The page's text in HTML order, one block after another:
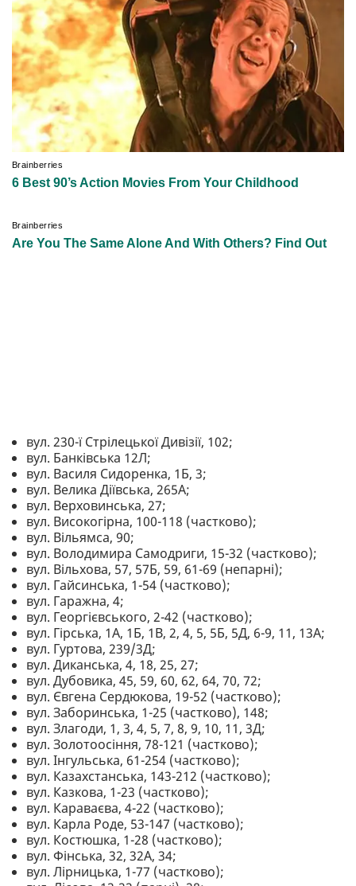
вул. 230-ї Стрілецької Дивізії, 102;
вул. Банківська 12Л;
вул. Василя Сидоренка, 1Б, 3;
вул. Велика Діївська, 265А;
вул. Верховинська, 27;
вул. Високогірна, 100-118 (частково);
вул. Вільямса, 90;
вул. Володимира Самодриги, 15-32 (частково);
вул. Вільхова, 57, 57Б, 59, 61-69 (непарні);
вул. Гайсинська, 1-54 (частково);
вул. Гаражна, 4;
вул. Георгієвського, 2-42 (частково);
вул. Гірська, 1А, 1Б, 1В, 2, 4, 5, 5Б, 5Д, 6-9, 11, 13А;
вул. Гуртова, 239/3Д;
вул. Диканська, 4, 18, 25, 27;
вул. Дубовика, 45, 59, 60, 62, 64, 70, 72;
вул. Євгена Сердюкова, 19-52 (частково);
вул. Заборинська, 1-25 (частково), 148;
вул. Злагоди, 1, 3, 4, 5, 7, 8, 9, 10, 11, 3Д;
вул. Золотоосіння, 78-121 (частково);
вул. Інгульська, 61-254 (частково);
вул. Казахстанська, 143-212 (частково);
вул. Казкова, 1-23 (частково);
вул. Караваєва, 4-22 (частково);
вул. Карла Роде, 53-147 (частково);
вул. Костюшка, 1-28 (частково);
вул. Фінська, 32, 32А, 34;
вул. Лірницька, 1-77 (частково);